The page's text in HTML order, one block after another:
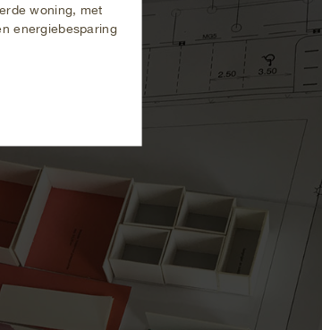
woning, met
energiebesparing